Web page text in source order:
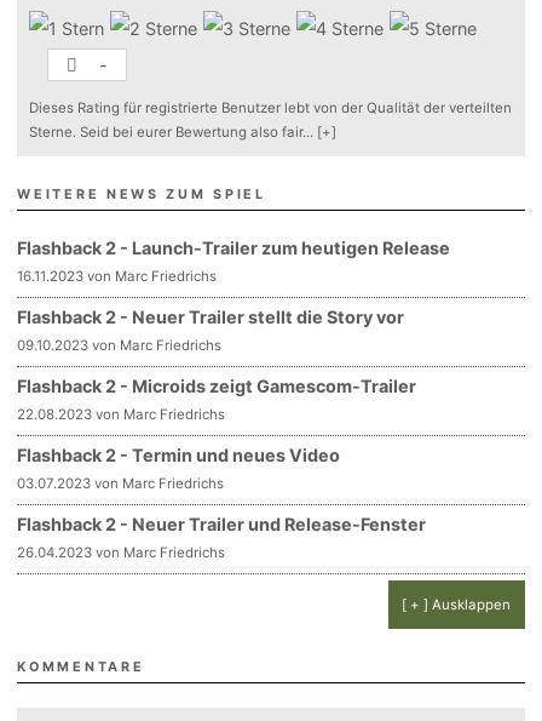
-
Dieses Rating für registrierte Benutzer lebt von der Qualität der verteilten
Sterne. Seid bei eurer Bewertung also fair... [+]
WEITERE NEWS ZUM SPIEL
Flashback 2 - Launch-Trailer zum heutigen Release
16.11.2023 von Marc Friedrichs
Flashback 2 - Neuer Trailer stellt die Story vor
09.10.2023 von Marc Friedrichs
Flashback 2 - Microids zeigt Gamescom-Trailer
22.08.2023 von Marc Friedrichs
Flashback 2 - Termin und neues Video
03.07.2023 von Marc Friedrichs
Flashback 2 - Neuer Trailer und Release-Fenster
26.04.2023 von Marc Friedrichs
[ + ] Ausklappen
KOMMENTARE